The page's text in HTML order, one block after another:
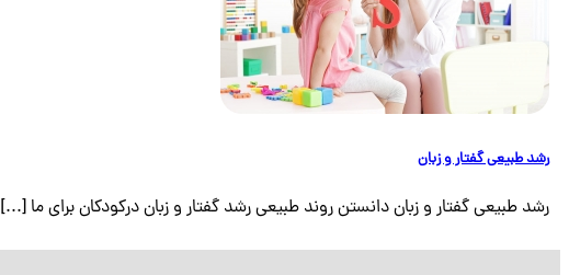
رشد طبیعی گفتار و زبان
رشد طبیعی گفتار و زبان دانستن روند طبیعی رشد گفتار و زبان درکودکان برای ما [...]